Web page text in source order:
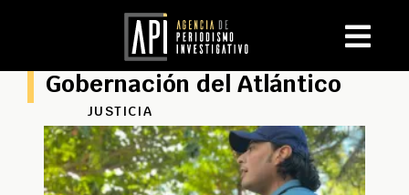
Gobernación del Atlántico
JUSTICIA